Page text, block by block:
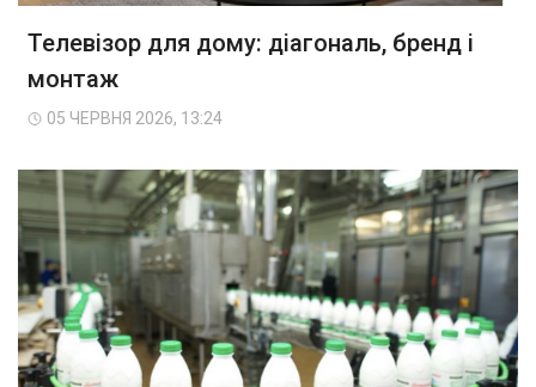
Телевізор для дому: діагональ, бренд і
монтаж
05 ЧЕРВНЯ 2026, 13:24